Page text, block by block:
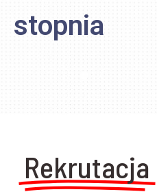
Rekrutacja